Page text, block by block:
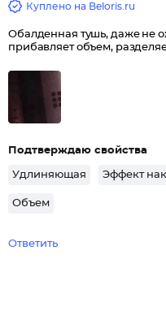
Куплено на Beloris.ru
Обалденная тушь, даже не
прибавляет объем,
Подтверждаю свойства
Удлиняющая Эффект
Объем
Ответить